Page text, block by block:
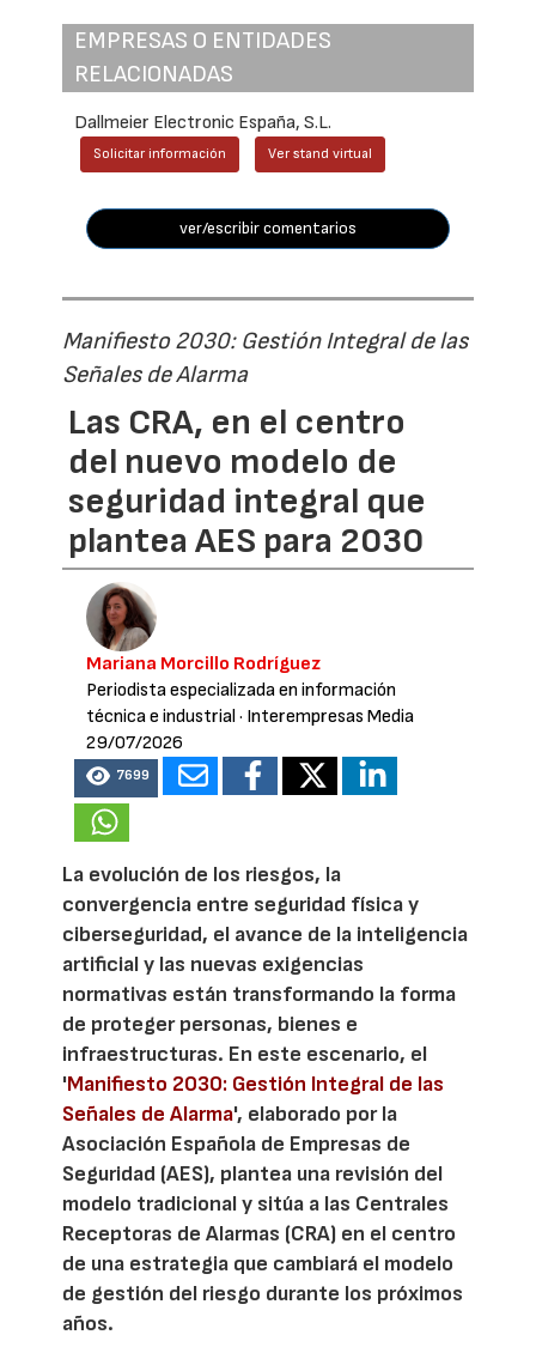
EMPRESAS O ENTIDADES
RELACIONADAS
Dallmeier Electronic España, S.L.
Solicitar información Ver stand virtual
ver/escribir comentarios
Manifiesto 2030: Gestión Integral de las
Señales de Alarma
Las CRA, en el centro
del nuevo modelo de
seguridad integral que
plantea AES para 2030
Mariana Morcillo Rodríguez
Periodista especializada en información
técnica e industrial· Interempresas Media
29/07/2026
7699
La evolución de los riesgos, la
convergencia entre seguridad física y
ciberseguridad, el avance de la inteligencia
artificial y las nuevas exigencias
normativas están transformando la forma
de proteger personas, bienes e
infraestructuras. En este escenario, el
'Manifiesto 2030: Gestión Integral de las
Señales de Alarma', elaborado por la
Asociación Española de Empresas de
Seguridad (AES), plantea una revisión del
modelo tradicional y sitúa a las Centrales
Receptoras de Alarmas (CRA) en el centro
de una estrategia que cambiará el modelo
de gestión del riesgo durante los próximos
años.